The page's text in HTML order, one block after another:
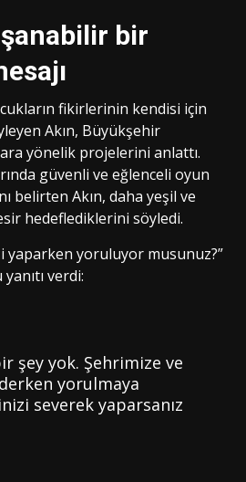
bir
fikirlerinin kendisi için
Akın, Büyükşehir
yönelik projelerini anlattı.
güvenli ve eğlenceli oyun
belirten Akın, daha yeşil ve
hedeflediklerini söyledi.
yaparken yoruluyor musunuz?”
verdi:
şey yok. Şehrimize ve
yorulmaya
severek yaparsanız